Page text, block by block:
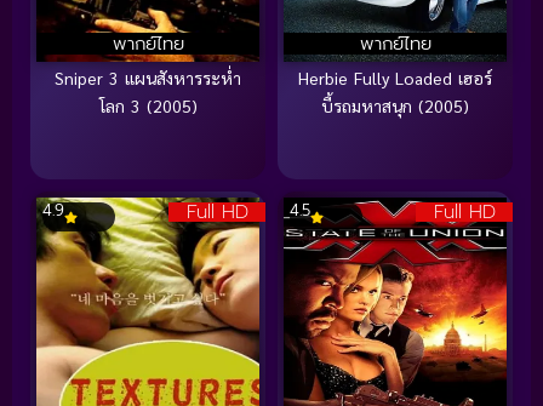
พากย์ไทย
Sniper 3 แผนสังหารระห่ำ
โลก 3 (2005)
พากย์ไทย
Herbie Fully Loaded เฮอร์
บี้รถมหาสนุก (2005)
Full HD
4.9 Full HD
4.5